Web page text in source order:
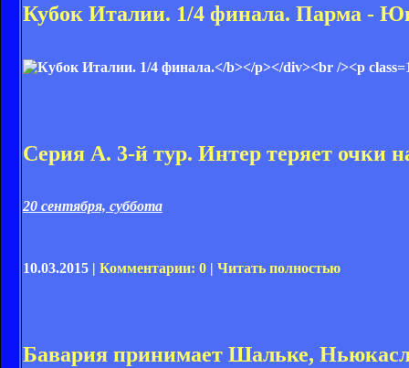
Кубок Италии. 1/4 финала. Парма -
Серия А. 3-й тур. Интер теряет очки
20 сентября, суббота
10.03.2015 | Комментарии: 0 | Читать полностью
Бавария принимает Шальке, Ньюкасл